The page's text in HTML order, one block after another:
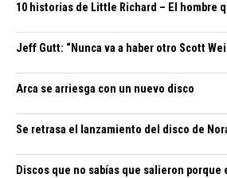
10 historias de Little Richard – El hombre
Jeff Gutt: “Nunca va a haber otro Scott
Arca se arriesga con un nuevo disco
Se retrasa el lanzamiento del disco de
Discos que no sabías que salieron porque